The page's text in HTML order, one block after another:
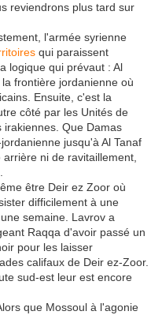
reviendrons plus tard sur
l'armée syrienne
qui paraissent
logique qui prévaut : Al
frontière jordanienne où
Ensuite, c'est la
côté par les Unités de
irakiennes. Que Damas
jusqu'à Al Tanaf
ni de ravitaillement,
être Deir ez Zoor où
difficilement à une
semaine. Lavrov a
Raqqa d'avoir passé un
pour les laisser
califaux de Deir ez-Zoor.
sud-est leur est encore
que Mossoul à l'agonie